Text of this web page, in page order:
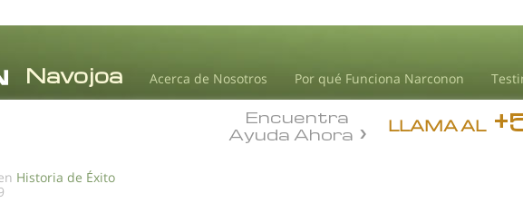
Acerca de Nosotros Por qué Funciona Narconon
LLAMA AL
Encuentra
Ayuda Ahora
Historia de Éxito